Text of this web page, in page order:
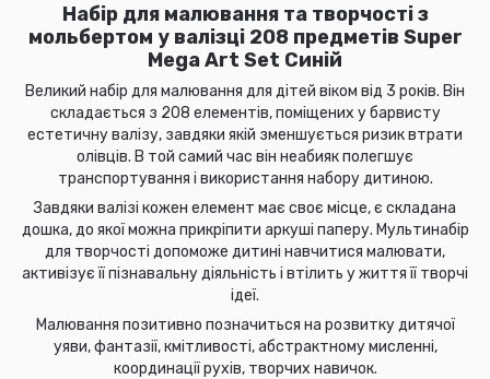
Набір для малювання та творчості з
мольбертом у валізці 208 предметів Super
Mega Art Set Синій
Великий набір для малювання для дітей віком від 3 років. Він
складається з 208 елементів, поміщених у барвисту
естетичну валізу, завдяки якій зменшується ризик втрати
олівців. В той самий час він неабияк полегшує
транспортування і використання набору дитиною.
Завдяки валізі кожен елемент має своє місце, є складана
дошка, до якої можна прикріпити аркуші паперу. Мультинабір
для творчості допоможе дитині навчитися малювати,
активізує її пізнавальну діяльність і втілить у життя її творчі
ідеї.
Малювання позитивно позначиться на розвитку дитячої
уяви, фантазії, кмітливості, абстрактному мисленні,
координації рухів, творчих навичок.